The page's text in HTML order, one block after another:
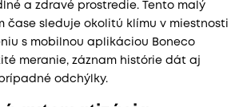
a zdravé prostredie. Tento malý
čase sleduje okolitú klímu v miestnosti
s mobilnou aplikáciou Boneco
meranie, záznam histórie dát aj
odchýlky.